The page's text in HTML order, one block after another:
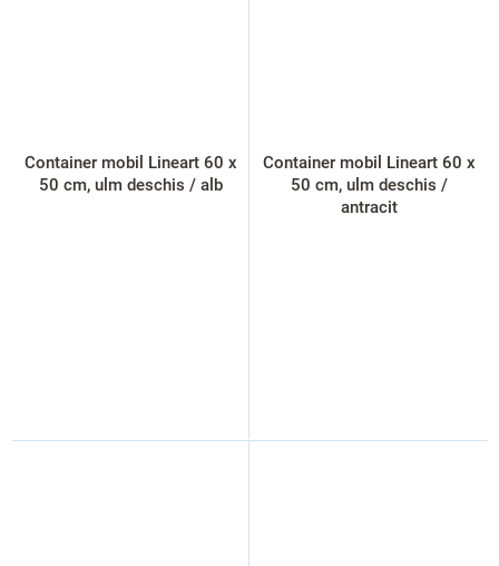
Container mobil Lineart 60 x
50 cm, ulm deschis / alb
Container mobil Lineart 60 x
50 cm, ulm deschis /
antracit